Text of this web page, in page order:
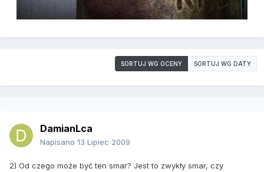
SORTUJ WG OCENY SORTUJ WG DATY
DamianLca
Napisano 13 Lipiec 2009
2) Od czego może być ten smar? Jest to zwykły smar, czy